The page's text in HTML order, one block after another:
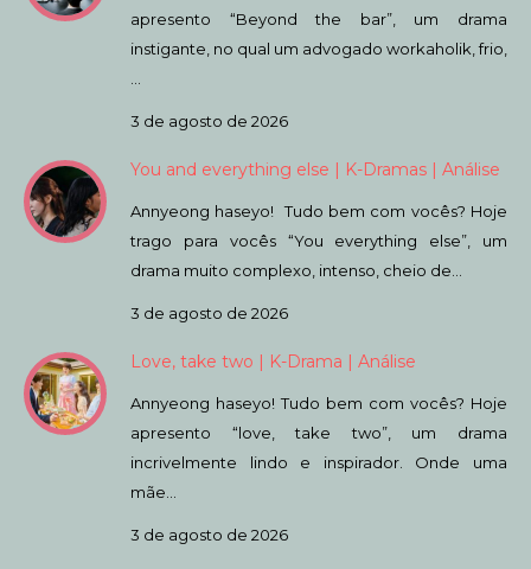
apresento “Beyond the bar”, um drama
instigante, no qual um advogado workaholik, frio,
3 de agosto de 2026
You and everything else | K-Dramas | Análise
Annyeong haseyo! Tudo bem com vocês? Hoje
trago para vocês “You everything else”, um
drama muito complexo, intenso, cheio de…
3 de agosto de 2026
Love, take two | K-Drama | Análise
Annyeong haseyo! Tudo bem com vocês? Hoje
apresento “love, take two”, um drama
incrivelmente lindo e inspirador. Onde uma
mãe…
3 de agosto de 2026